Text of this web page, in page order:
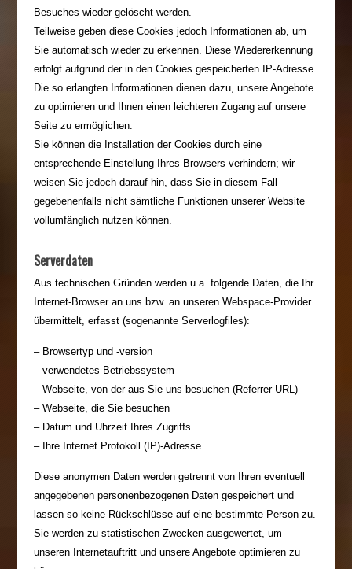
Besuches wieder gelöscht werden.
Teilweise geben diese Cookies jedoch Informationen ab, um
Sie automatisch wieder zu erkennen. Diese Wiedererkennung
erfolgt aufgrund der in den Cookies gespeicherten IP-Adresse.
Die so erlangten Informationen dienen dazu, unsere Angebote
zu optimieren und Ihnen einen leichteren Zugang auf unsere
Seite zu ermöglichen.
Sie können die Installation der Cookies durch eine
entsprechende Einstellung Ihres Browsers verhindern; wir
weisen Sie jedoch darauf hin, dass Sie in diesem Fall
gegebenenfalls nicht sämtliche Funktionen unserer Website
vollumfänglich nutzen können.
Serverdaten
Aus technischen Gründen werden u.a. folgende Daten, die Ihr
Internet-Browser an uns bzw. an unseren Webspace-Provider
übermittelt, erfasst (sogenannte Serverlogfiles):
– Browsertyp und -version
– verwendetes Betriebssystem
– Webseite, von der aus Sie uns besuchen (Referrer URL)
– Webseite, die Sie besuchen
– Datum und Uhrzeit Ihres Zugriffs
– Ihre Internet Protokoll (IP)-Adresse.
Diese anonymen Daten werden getrennt von Ihren eventuell
angegebenen personenbezogenen Daten gespeichert und
lassen so keine Rückschlüsse auf eine bestimmte Person zu.
Sie werden zu statistischen Zwecken ausgewertet, um
unseren Internetauftritt und unsere Angebote optimieren zu